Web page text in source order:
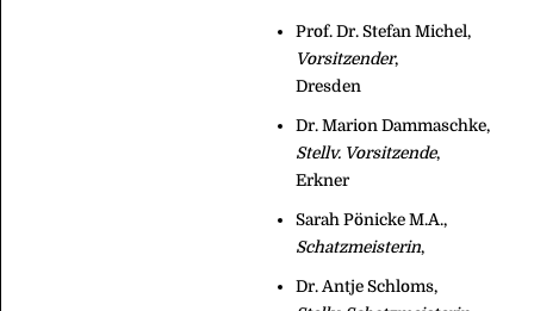
Prof. Dr. Stefan Michel,
Vorsitzender,
Dresden
Dr. Marion Dammaschke,
Stellv. Vorsitzende,
Erkner
Sarah Pönicke M.A.,
Schatzmeisterin,
Dr. Antje Schloms,